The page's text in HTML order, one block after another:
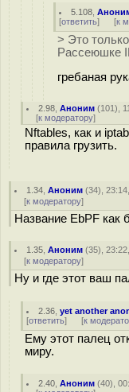
5.108 ,
[ответить] [к
> Это
Рассеюшке
гребаная
2.98 ,Аноним (101),
[к модератору]
Nftables, как и
правила грузить.
1.34 ,Аноним (34),
[к модератору]
Название EbPF как
1.35 ,Аноним (35),
[к модератору]
Ну и где этот ваш
2.36 ,yet another
[ответить] [к
Ему этот палец
миру.
2.40 ,Аноним (40),